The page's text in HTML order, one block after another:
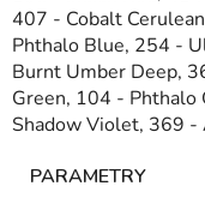
407 - Cobalt
Phthalo Blue, 254 -
Burnt Umber Deep,
Green, 104 -
Shadow Violet, 369 -